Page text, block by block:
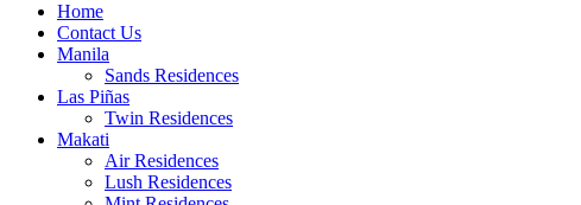
Home
Contact Us
Manila
Sands Residences
Las Piñas
Twin Residences
Makati
Air Residences
Lush Residences